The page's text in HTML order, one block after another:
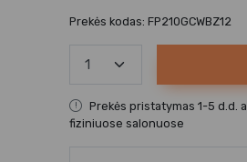
Prekės kodas: FP210GCWBZ12
Prekės pristatymas 1-5 d.d.
fiziniuose salonuose